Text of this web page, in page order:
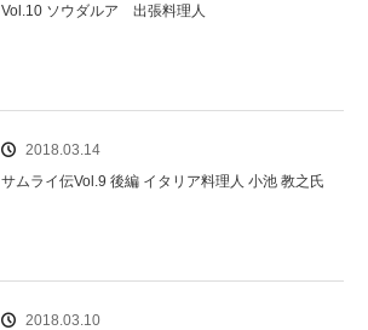
Vol.10 ソウダルア 出張料理人
2018.03.14
サムライ伝Vol.9 後編 イタリア料理人 小池 教之氏
2018.03.10